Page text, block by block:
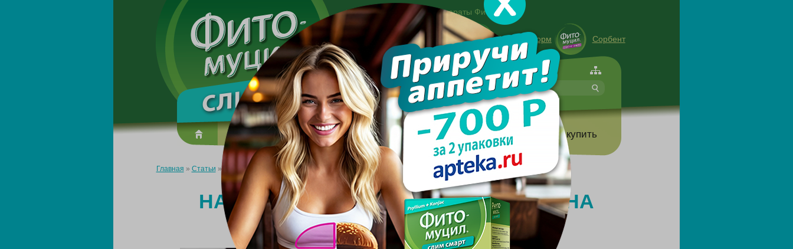
Другие препараты Фитомуцил:
Норм Холестенорм Сорбент
форте
Made in the UK
Консультация специалиста:
+7 495 744-06-27
О препарате Усиль эффект Полезно знать Вопрос-ответ Где купить
Главная » Статьи »На сколько кг можно похудеть на овощах?
НА СКОЛЬКО КГ МОЖНО ПОХУДЕТЬ НА
ОВОЩАХ?